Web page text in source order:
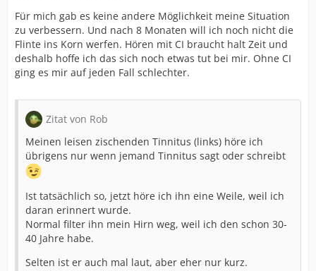
Für mich gab es keine andere Möglichkeit meine Situation
zu verbessern. Und nach 8 Monaten will ich noch nicht die
Flinte ins Korn werfen. Hören mit CI braucht halt Zeit und
deshalb hoffe ich das sich noch etwas tut bei mir. Ohne CI
ging es mir auf jeden Fall schlechter.
Zitat von Rob
Meinen leisen zischenden Tinnitus (links) höre ich
übrigens nur wenn jemand Tinnitus sagt oder schreibt
Ist tatsächlich so, jetzt höre ich ihn eine Weile, weil ich
daran erinnert wurde.
Normal filter ihn mein Hirn weg, weil ich den schon 30-
40 Jahre habe.
Selten ist er auch mal laut, aber eher nur kurz.